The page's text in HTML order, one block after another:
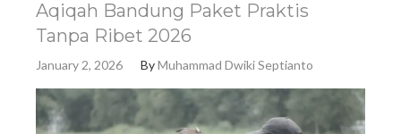
Aqiqah Bandung Paket Praktis
Tanpa Ribet 2026
January 2, 2026 ByMuhammad Dwiki Septianto